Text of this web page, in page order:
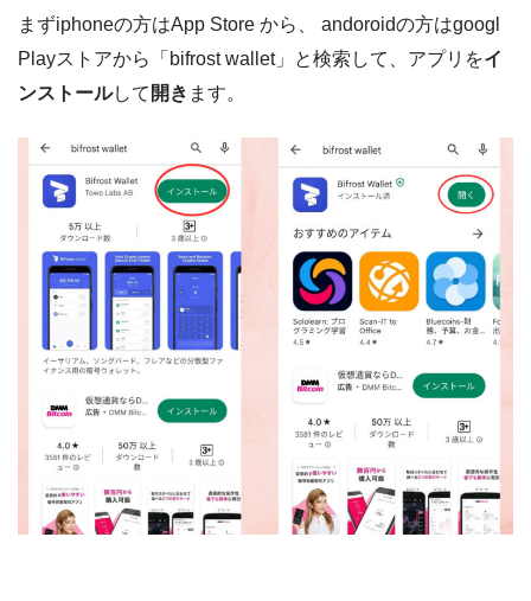
まずiphoneの方はApp Store から、 andoroidの方はgoogl
Playストアから「bifrost wallet」と検索して、アプリをイ
ンストールして 開き ます。